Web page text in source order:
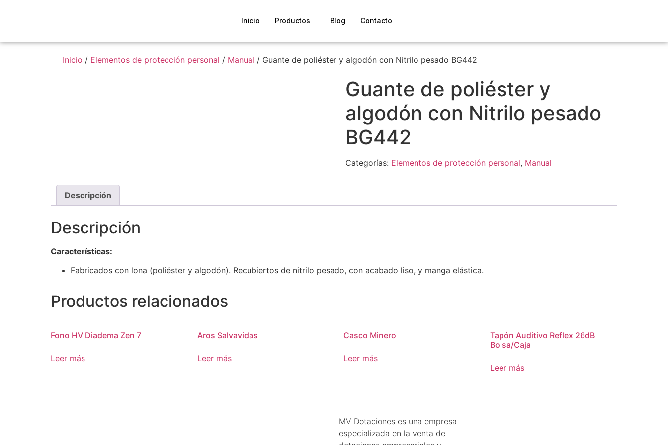
Inicio Productos Blog Contacto
Inicio / Elementos de protección personal / Manual / Guante de poliéster y algodón con Nitrilo pesado BG442
Guante de poliéster y
algodón con Nitrilo pesado
BG442
Categorías: Elementos de protección personal, Manual
Descripción
Descripción
Características:
Fabricados con lona (poliéster y algodón). Recubiertos de nitrilo pesado, con acabado liso, y manga elástica.
Productos relacionados
Fono HV Diadema Zen 7
Leer más
Aros Salvavidas
Leer más
Casco Minero
Leer más
Tapón Auditivo Reflex 26dB
Bolsa/Caja
Leer más
MV Dotaciones es una empresa
especializada en la venta de